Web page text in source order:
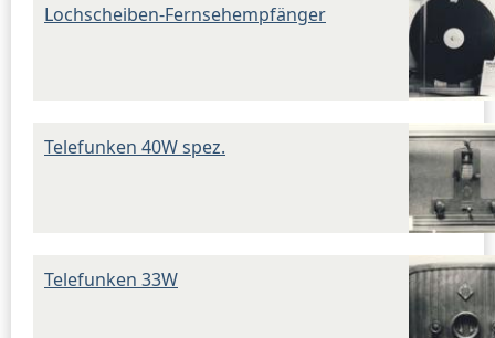
Lochscheiben-Fernsehempfänger
Telefunken 40W spez.
Telefunken 33W